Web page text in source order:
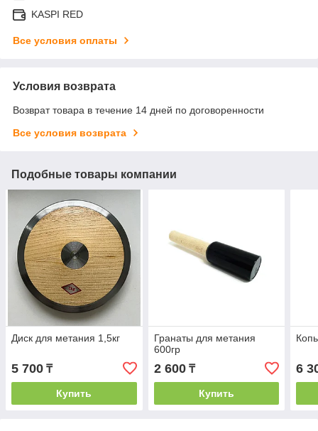
KASPI RED
Все условия оплаты
Условия возврата
Возврат товара в течение 14 дней по договоренности
Все условия возврата
Подобные товары компании
Диск для метания 1,5кг
5 700 ₸
Купить
Гранаты для метания
600гр
2 600₸
Купить
6